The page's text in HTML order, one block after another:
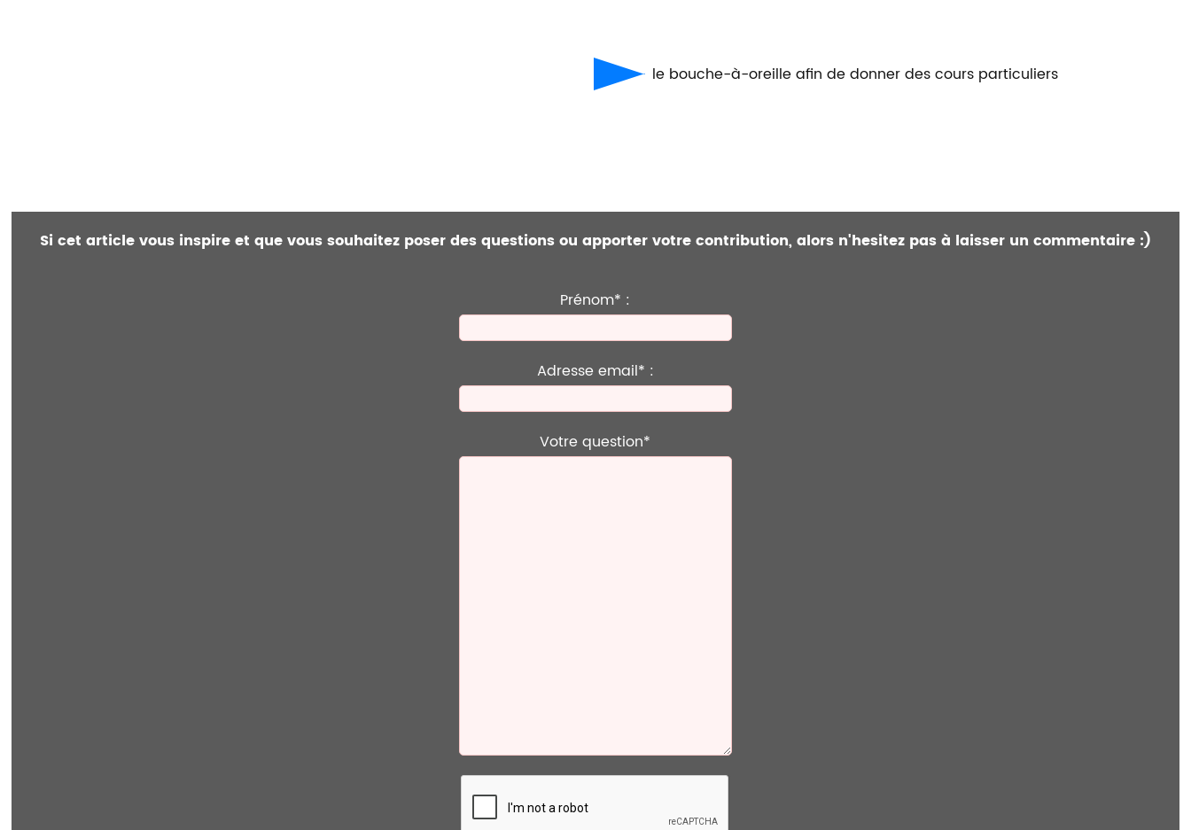
le bouche-à-oreille afin de donner des cours particuliers
Si cet article vous inspire et que vous souhaitez poser des questions ou apporter votre contribution, alors n'hesitez pas à laisser un commentaire :)
Prénom* :
Adresse email* :
Votre question*